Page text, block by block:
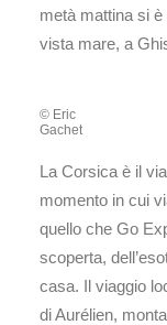
metà mattina si
vista mare, a
© Eric
Gachet
La Corsica è il
momento in cui
quello che Go
scoperta,
casa. Il viaggio
di Aurélien,